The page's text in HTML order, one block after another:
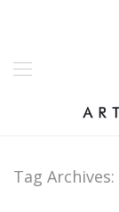
Tag Archives: